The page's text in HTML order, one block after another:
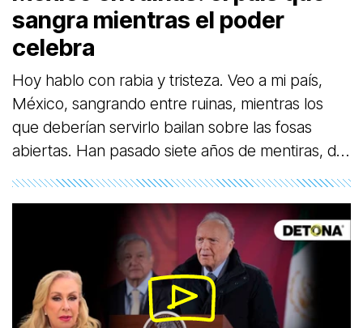
sangra mientras el poder
celebra
Hoy hablo con rabia y tristeza. Veo a mi país,
México, sangrando entre ruinas, mientras los
que deberían servirlo bailan sobre las fosas
abiertas. Han pasado siete años de mentiras, de
simulación, de un gobierno que celebra la
miles de muertos, decenas de miles de
desaparecidos, hospitales sin medicinas,
escuelas vacías y familias sin esperanza.
Transformaron el dolor en espectáculo y la
miseria en aplauso comprado. Nos muestran